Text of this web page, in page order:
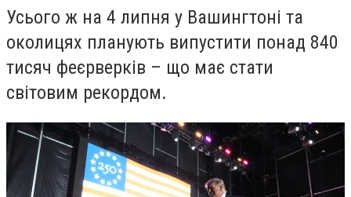
Усього ж на 4 липня у Вашингтоні та
околицях планують випустити понад 840
тисяч феєрверків – що має стати
світовим рекордом.